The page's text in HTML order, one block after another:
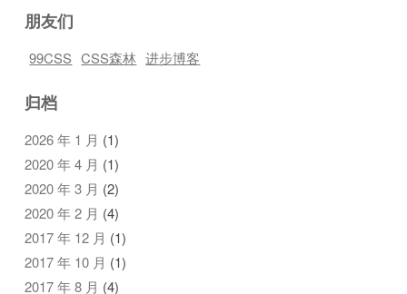
朋友们
99CSS CSS森林 进步博客
归档
2026 年 1 月 (1)
2020 年 4 月 (1)
2020 年 3 月 (2)
2020 年 2 月 (4)
2017 年 12 月 (1)
2017 年 10 月 (1)
2017 年 8 月 (4)